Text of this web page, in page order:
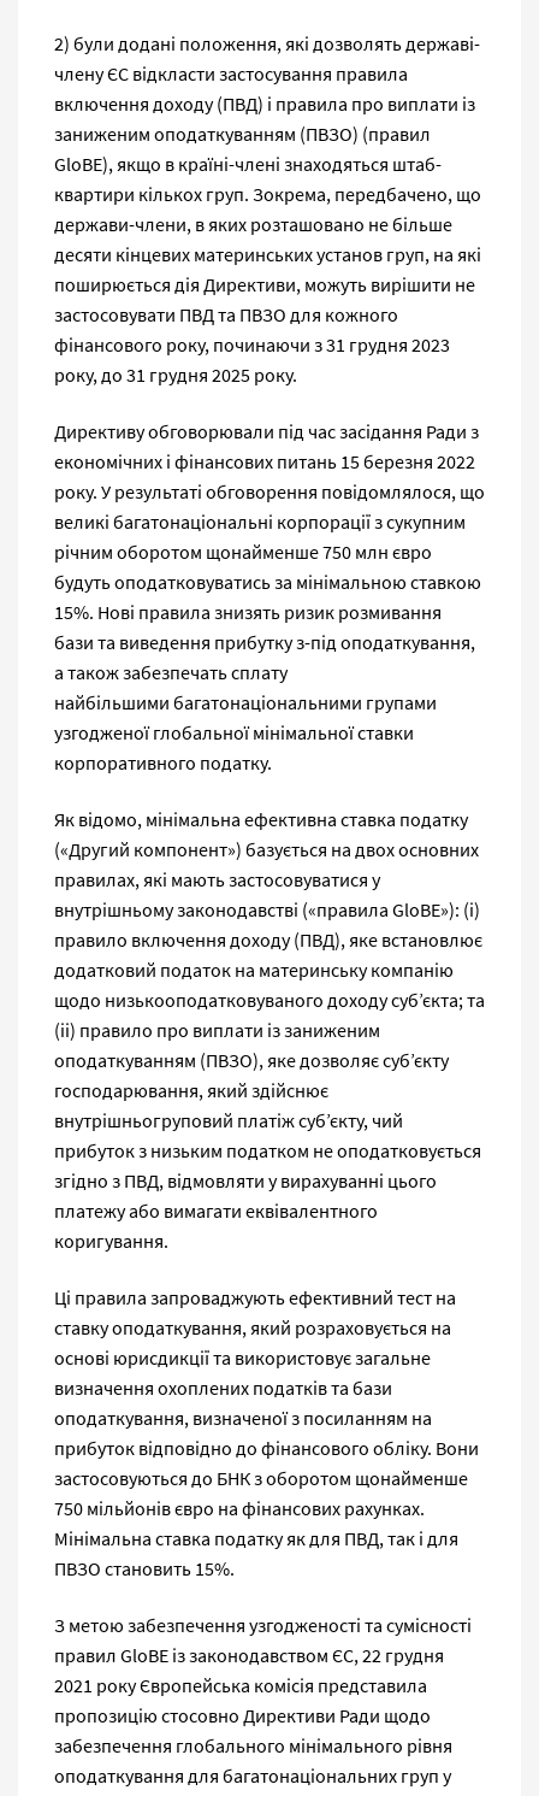
2) були додані положення, які дозволять державі-
члену ЄС відкласти застосування правила
включення доходу (ПВД) і правила про виплати із
заниженим оподаткуванням (ПВЗО) (правил
GloBE), якщо в країні-члені знаходяться штаб-
квартири кількох груп. Зокрема, передбачено, що
держави-члени, в яких розташовано не більше
десяти кінцевих материнських установ груп, на які
поширюється дія Директиви, можуть вирішити не
застосовувати ПВД та ПВЗО для кожного
фінансового року, починаючи з 31 грудня 2023
року, до 31 грудня 2025 року.
Директиву обговорювали під час засідання Ради з
економічних і фінансових питань 15 березня 2022
року. У результаті обговорення повідомлялося, що
великі багатонаціональні корпорації з сукупним
річним оборотом щонайменше 750 млн євро
будуть оподатковуватись за мінімальною ставкою
15%. Нові правила знизять ризик розмивання
бази та виведення прибутку з-під оподаткування,
а також забезпечать сплату
найбільшими багатонаціональними групами
узгодженої глобальної мінімальної ставки
корпоративного податку.
Як відомо, мінімальна ефективна ставка податку
(«Другий компонент») базується на двох основних
правилах, які мають застосовуватися у
внутрішньому законодавстві («правила GloBE»): (i)
правило включення доходу (ПВД), яке встановлює
додатковий податок на материнську компанію
щодо низькооподатковуваного доходу суб’єкта; та
(ii) правило про виплати із заниженим
оподаткуванням (ПВЗО), яке дозволяє суб’єкту
господарювання, який здійснює
внутрішньогруповий платіж суб’єкту, чий
прибуток з низьким податком не оподатковується
згідно з ПВД, відмовляти у вирахуванні цього
платежу або вимагати еквівалентного
коригування.
Ці правила запроваджують ефективний тест на
ставку оподаткування, який розраховується на
основі юрисдикції та використовує загальне
визначення охоплених податків та бази
оподаткування, визначеної з посиланням на
прибуток відповідно до фінансового обліку. Вони
застосовуються до БНК з оборотом щонайменше
750 мільйонів євро на фінансових рахунках.
Мінімальна ставка податку як для ПВД, так і для
ПВЗО становить 15%.
З метою забезпечення узгодженості та сумісності
правил GloBE із законодавством ЄС, 22 грудня
2021 року Європейська комісія представила
пропозицію стосовно Директиви Ради щодо
забезпечення глобального мінімального рівня
оподаткування для багатонаціональних груп у